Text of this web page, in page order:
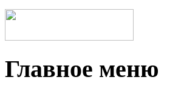
Главное меню